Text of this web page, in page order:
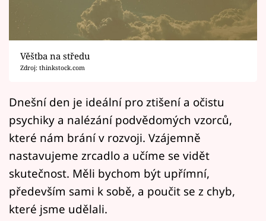
Horoskopy
Sledujte prima+
Filmový festival Karlovy Vary
Mámy sobě
Přihlášení
Sledujte nás
Věštba na středu
Zdroj: thinkstock.com
Dnešní den je ideální pro ztišení a očistu
psychiky a nalézání podvědomých vzorců,
které nám brání v rozvoji. Vzájemně
nastavujeme zrcadlo a učíme se vidět
skutečnost. Měli bychom být upřímní,
především sami k sobě, a poučit se z chyb,
které jsme udělali.